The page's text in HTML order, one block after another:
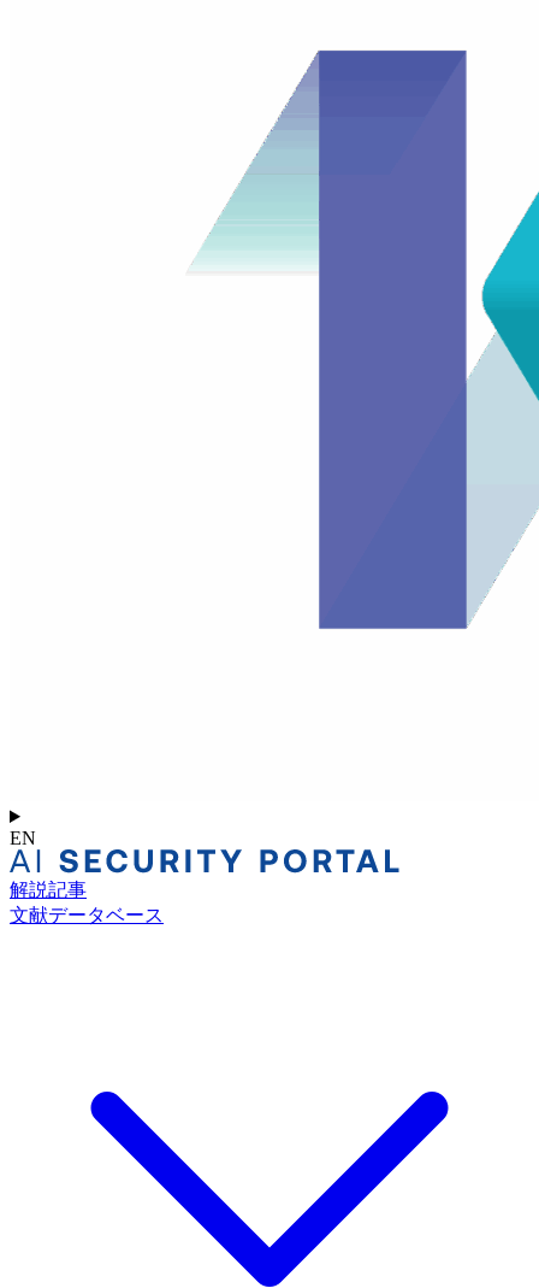
EN
解説記事
文献データベース